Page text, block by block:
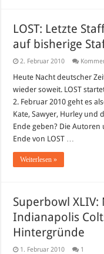
LOST: Letzte
auf bisherige
2. Februar 2010
Heute Nacht deutscher
wieder soweit. LOST
2. Februar 2010 geht es
Kate, Sawyer, Hurley und
Ende geben? Die
Ende von LOST …
Weiterlesen »
Superbowl XLIV:
Indianapolis
Hintergründe
1. Februar 2010 1